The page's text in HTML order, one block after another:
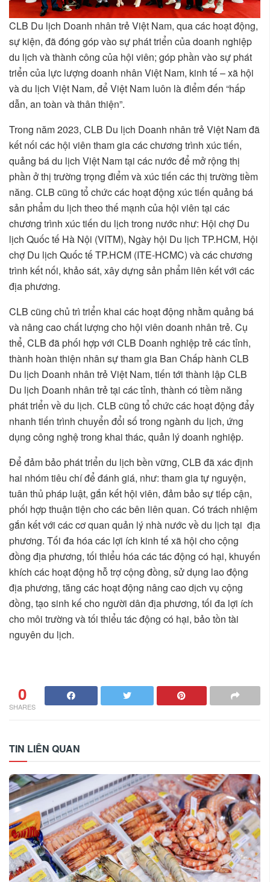
CLB Du lịch Doanh nhân trẻ Việt Nam, qua các hoạt động,
sự kiện, đã đóng góp vào sự phát triển của doanh nghiệp
du lịch và thành công của hội viên; góp phần vào sự phát
triển của lực lượng doanh nhân Việt Nam, kinh tế – xã hội
và du lịch Việt Nam, để Việt Nam luôn là điểm đến “hấp
dẫn, an toàn và thân thiện”.
Trong năm 2023, CLB Du lịch Doanh nhân trẻ Việt Nam đã
kết nối các hội viên tham gia các chương trình xúc tiến,
quảng bá du lịch Việt Nam tại các nước để mở rộng thị
phần ở thị trường trọng điểm và xúc tiến các thị trường tiềm
năng. CLB cũng tổ chức các hoạt động xúc tiến quảng bá
sản phẩm du lịch theo thế mạnh của hội viên tại các
chương trình xúc tiến du lịch trong nước như: Hội chợ Du
lịch Quốc tế Hà Nội (VITM), Ngày hội Du lịch TP.HCM, Hội
chợ Du lịch Quốc tế TP.HCM (ITE-HCMC) và các chương
trình kết nối, khảo sát, xây dựng sản phẩm liên kết với các
địa phương.
CLB cũng chủ trì triển khai các hoạt động nhằm quảng bá
và nâng cao chất lượng cho hội viên doanh nhân trẻ. Cụ
thể, CLB đã phối hợp với CLB Doanh nghiệp trẻ các tỉnh,
thành hoàn thiện nhân sự tham gia Ban Chấp hành CLB
Du lịch Doanh nhân trẻ Việt Nam, tiến tới thành lập CLB
Du lịch Doanh nhân trẻ tại các tỉnh, thành có tiềm năng
phát triển về du lịch. CLB cũng tổ chức các hoạt động đẩy
nhanh tiến trình chuyển đổi số trong ngành du lịch, ứng
dụng công nghệ trong khai thác, quản lý doanh nghiệp.
Để đảm bảo phát triển du lịch bền vững, CLB đã xác định
hai nhóm tiêu chí để đánh giá, như: tham gia tự nguyện,
tuân thủ pháp luật, gắn kết hội viên, đảm bảo sự tiếp cận,
phối hợp thuận tiện cho các bên liên quan. Có trách nhiệm
gắn kết với các cơ quan quản lý nhà nước về du lịch tại địa
phương. Tối đa hóa các lợi ích kinh tế xã hội cho cộng
đồng địa phương, tối thiểu hóa các tác động có hại, khuyến
khích các hoạt động hỗ trợ cộng đồng, sử dụng lao động
địa phương, tăng các hoạt động nâng cao dịch vụ cộng
đồng, tạo sinh kế cho người dân địa phương, tối đa lợi ích
cho môi trường và tối thiểu tác động có hại, bảo tồn tài
nguyên du lịch.
0
SHARES
TIN LIÊN QUAN